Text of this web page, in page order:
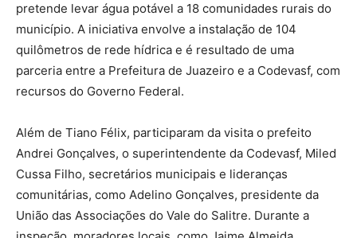
pretende levar água potável a 18 comunidades rurais do
município. A iniciativa envolve a instalação de 104
quilômetros de rede hídrica e é resultado de uma
parceria entre a Prefeitura de Juazeiro e a Codevasf, com
recursos do Governo Federal.
Além de Tiano Félix, participaram da visita o prefeito
Andrei Gonçalves, o superintendente da Codevasf, Miled
Cussa Filho, secretários municipais e lideranças
comunitárias, como Adelino Gonçalves, presidente da
União das Associações do Vale do Salitre. Durante a